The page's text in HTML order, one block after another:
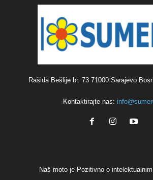
Rašida Bešlije br. 73 71000 Sarajevo
Kontaktirajte nas:
Naš moto je Pozitivno o